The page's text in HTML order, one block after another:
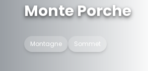
Monte Porche
Montagne Sommet